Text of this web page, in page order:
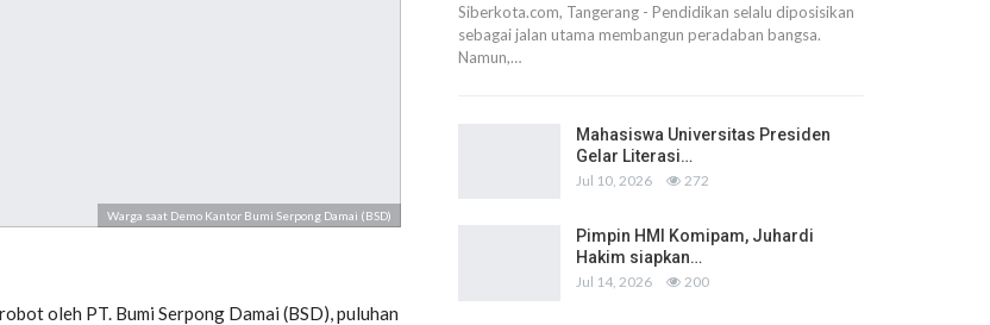
Warga saat Demo Kantor Bumi Serpong Damai (BSD)
oleh PT. Bumi Serpong Damai (BSD), puluhan
Siberkota.com, Tangerang - Pendidikan selalu diposisikan
sebagai jalan utama membangun peradaban bangsa.
Namun,…
Mahasiswa Universitas Presiden
Gelar Literasi…
Jul 10, 2026 272
Pimpin HMI Komipam, Juhardi
Hakim siapkan…
Jul 14, 2026 200